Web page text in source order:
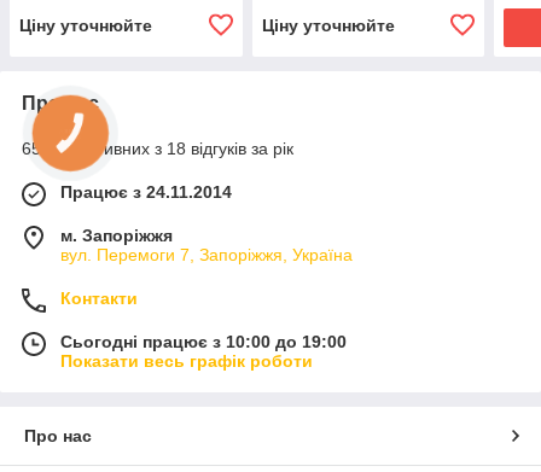
Ціну уточнюйте Ціну уточнюйте
Про нас
65% позитивних з 18 відгуків за рік
Працює з 24.11.2014
м. Запоріжжя
вул. Перемоги 7, Запоріжжя, Україна
Контакти
Сьогодні працює з 10:00 до 19:00
Показати весь графік роботи
Про нас